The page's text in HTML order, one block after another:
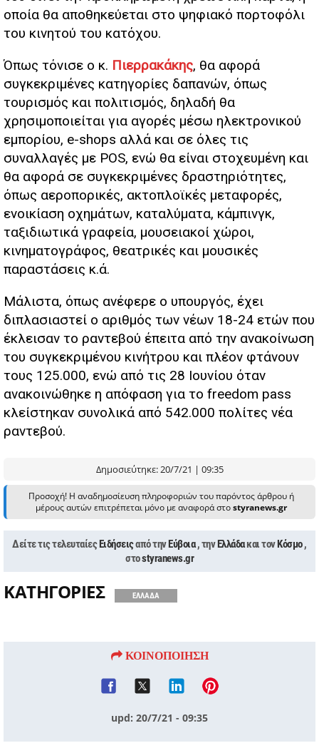
οποία θα αποθηκεύεται στο ψηφιακό πορτοφόλι
του κινητού του κατόχου.
Όπως τόνισε ο κ. Πιερρακάκης, θα αφορά
συγκεκριμένες κατηγορίες δαπανών, όπως
τουρισμός και πολιτισμός, δηλαδή θα
χρησιμοποιείται για αγορές μέσω ηλεκτρονικού
εμπορίου, e-shops αλλά και σε όλες τις
συναλλαγές με POS, ενώ θα είναι στοχευμένη και
θα αφορά σε συγκεκριμένες δραστηριότητες,
όπως αεροπορικές, ακτοπλοϊκές μεταφορές,
ενοικίαση οχημάτων, καταλύματα, κάμπινγκ,
ταξιδιωτικά γραφεία, μουσειακοί χώροι,
κινηματογράφος, θεατρικές και μουσικές
παραστάσεις κ.ά.
Μάλιστα, όπως ανέφερε o υπουργός, έχει
διπλασιαστεί ο αριθμός των νέων 18-24 ετών που
έκλεισαν το ραντεβού έπειτα από την ανακοίνωση
του συγκεκριμένου κινήτρου και πλέον φτάνουν
τους 125.000, ενώ από τις 28 Ιουνίου όταν
ανακοινώθηκε η απόφαση για το freedom pass
κλείστηκαν συνολικά από 542.000 πολίτες νέα
ραντεβού.
Δημοσιεύτηκε: 20/7/21 | 09:35
Προσοχή! Η αναδημοσίευση πληροφοριών του παρόντος άρθρου ή
μέρους αυτών επιτρέπεται μόνο με αναφορά στοstyranews.gr
Δείτε τις τελευταίεςΕιδήσειςαπό τηνΕύβοια , τηνΕλλάδακαι τονΚόσμο,
στοstyranews.gr
ΚΑΤΗΓΟΡΙΕΣ ΕΛΛΑΔΑ
ΚΟΙΝΟΠΟΙΗΣΗ
upd: 20/7/21 - 09:35